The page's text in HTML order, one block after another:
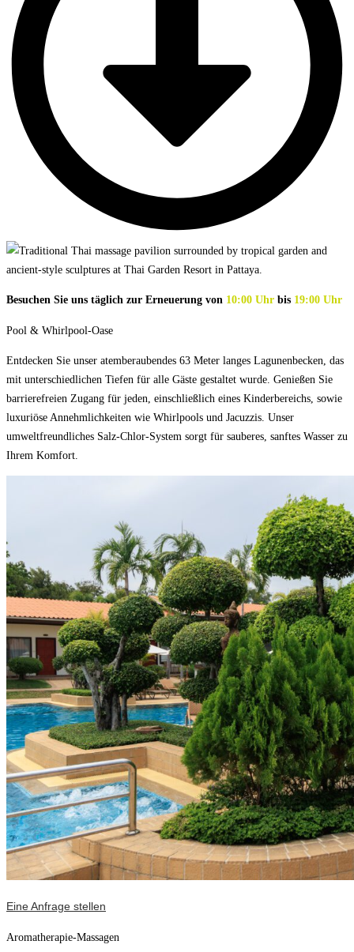
Besuchen Sie uns täglich zur Erneuerung von 10:00 Uhr bis 19:00 Uhr
Pool & Whirlpool-Oase
Entdecken Sie unser atemberaubendes 63 Meter langes Lagunenbecken, das
mit unterschiedlichen Tiefen für alle Gäste gestaltet wurde. Genießen Sie
barrierefreien Zugang für jeden, einschließlich eines Kinderbereichs, sowie
luxuriöse Annehmlichkeiten wie Whirlpools und Jacuzzis. Unser
umweltfreundliches Salz-Chlor-System sorgt für sauberes, sanftes Wasser zu
Ihrem Komfort.
Eine Anfrage stellen
Aromatherapie-Massagen